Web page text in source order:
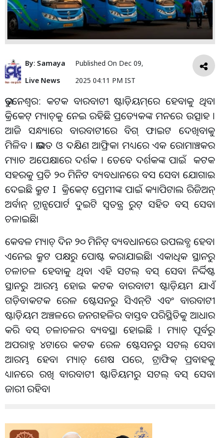
By: Samaya
Live News
Published On Dec 09,
2025 04:11 PM IST
ଭୁବନେଶ୍ୱର: କଟକ ବାରବାଟୀ ଷ୍ଟାଡ଼ିୟମ୍‌ରେ ହେବାକୁ ଥିବା
କ୍ରିକେଟ୍ ମ୍ୟାଚ୍‌କୁ ନେଇ ରହିଛି ପ୍ରତ୍ୟେକଙ୍କ ମନରେ ଉତ୍ସାହ ।
ଆଜି ସନ୍ଧ୍ୟାରେ ବାରବାଟୀରେ ବିଗ୍‌ ଫାଇଟ ଦେଖିବାକୁ
ମିଳିବ । ଭାରତ ଓ ଦକ୍ଷିଣ ଆଫ୍ରିକା ମଧ୍ୟରେ ଏକ ରୋମାଞ୍ଚକର
ମ୍ୟାଚ ଅପେକ୍ଷାରେ ଦର୍ଶକ । ତେବେ ଦର୍ଶକଙ୍କ ପାଇଁ କଟକ
ସହରକୁ ପ୍ରତି ୨୦ ମିନିଟ ବ୍ୟବଧାନରେ ବସ ସେବା ଯୋଗାଇ
ଦେଇଛି କ୍ରୁଟ I କ୍ରିକେଟ୍ ପ୍ରେମୀଙ୍କ ପାଇଁ କ୍ୟାପିଟାଲ ରିଜିଅନ୍
ଅର୍ବାନ୍ ଟ୍ରାନ୍ସପୋର୍ଟ ଦୁଇଟି ସ୍ୱତନ୍ତ୍ର ରୁଟ୍ ସହିତ ବସ୍ ସେବା
ଚଳାଇଛି।
କେବଳ ମ୍ୟାଚ୍ ଦିନ ୨୦ ମିନିଟ୍ ବ୍ୟବଧାନରେ ଉପଲବ୍ଧ ହେବ।
ଏନେଇ କ୍ରୁଟ ପକ୍ଷରୁ ପୋଷ୍ଟ କରାଯାଇଛି। ଏକାଧିକ ସ୍ଥାନରୁ
ଚଳାଚଳ ହେବାକୁ ଥିବା ଏହି ସଟଲ୍ ବସ୍ ସେବା ନିର୍ଦ୍ଦିଷ୍ଟ
ସ୍ଥାନରୁ ଆରମ୍ଭ ହୋଇ କଟକ ବାରବାଟୀ ଷ୍ଟାଡ଼ିୟମ ଯାଏଁ
ଗଡ଼ିବ।କଟକ ରେଳ ଷ୍ଟେସନରୁ ସିଏନ୍‌ଟି ଏବଂ ବାରବାଟୀ
ଷ୍ଟାଡ଼ିୟମ ଅଞ୍ଚଳରେ ଜନଗହଳିର ବାସ୍ତବ ପରିସ୍ଥିତିକୁ ଆଧାର
କରି ବସ୍ ଚଳାଚଳର ବ୍ୟବସ୍ଥା ହୋଇଛି । ମ୍ୟାଚ୍ ପୂର୍ବରୁ
ଅପରାହ୍ନ ୪ଟାରେ କଟକ ରେଳ ଷ୍ଟେସନରୁ ସଟଲ୍ ସେବା
ଆରମ୍ଭ ହେବ। ମ୍ୟାଚ୍ ଶେଷ ପରେ, ଟ୍ରାଫିକ୍ ପ୍ରବାହକୁ
ଧ୍ୟାନରେ ରଖି ବାରବାଟୀ ଷ୍ଟାଡିୟମରୁ ସଟଲ୍ ବସ୍ ସେବା
ଜାରୀ ରହିବ।